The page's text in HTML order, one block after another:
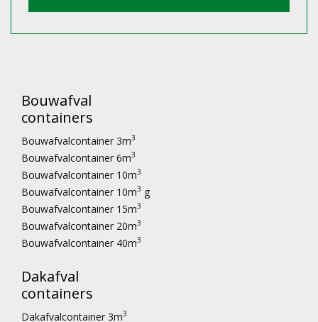
Bouwafval
containers
Bouwafvalcontainer 3m3
Bouwafvalcontainer 6m3
Bouwafvalcontainer 10m3
Bouwafvalcontainer 10m3 g
Bouwafvalcontainer 15m3
Bouwafvalcontainer 20m3
Bouwafvalcontainer 40m3
Dakafval
containers
Dakafvalcontainer 3m3